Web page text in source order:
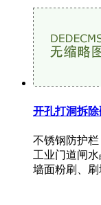
开孔打洞拆
不锈钢防护
工业门道闸
墙面粉刷、